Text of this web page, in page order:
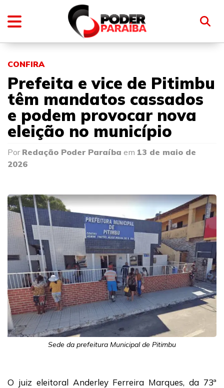
CONFIRA
Prefeita e vice de Pitimbu
têm mandatos cassados
e podem provocar nova
eleição no município
Por Redação Poder Paraíba em 13 de maio de
2026
Sede da prefeitura Municipal de Pitimbu
O juiz eleitoral Anderley Ferreira Marques, da 73ª